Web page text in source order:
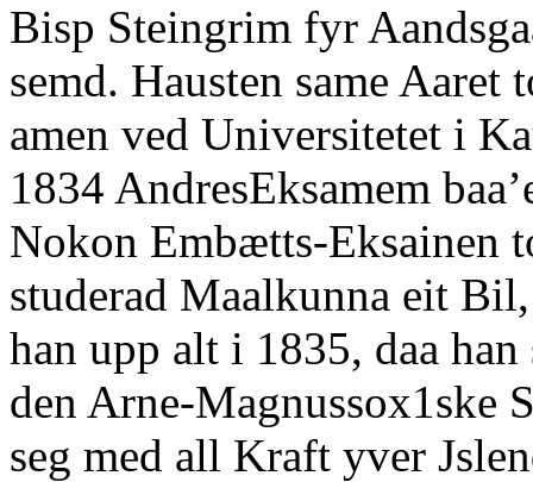
Bisp Steingrim fyr
semd. Hausten same Aaret
amen ved Universitetet i
1834 AndresEksamem
Nokon Embætts-Eksainen
studerad Maalkunna eit
han upp alt i 1835, daa
den Arne-Magnussox1ske
seg med all Kraft yver